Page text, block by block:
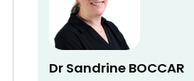
Dr Sandrine BOCCAR